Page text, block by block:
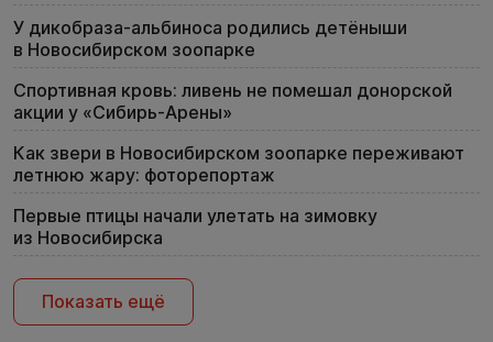
У дикобраза-альбиноса родились детёныши
в Новосибирском зоопарке
Спортивная кровь: ливень не помешал донорской
акции у «Сибирь-Арены»
Как звери в Новосибирском зоопарке переживают
летнюю жару: фоторепортаж
Первые птицы начали улетать на зимовку
из Новосибирска
Показать ещё